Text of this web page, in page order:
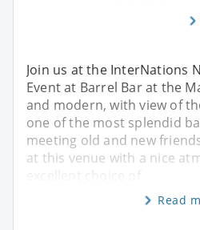
Join us at the InterNations
Event at Barrel Bar at the
and modern, with view of
one of the most splendid
meeting old and new
at this venue with a nice
excellent choice of
Read